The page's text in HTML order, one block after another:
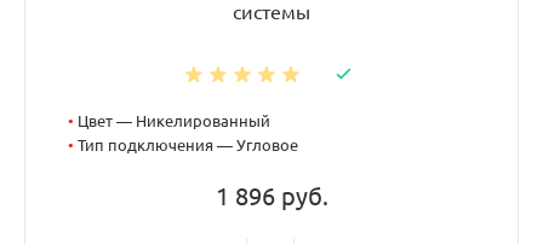
системы
• Цвет — Никелированный
• Тип подключения — Угловое
1 896 руб.